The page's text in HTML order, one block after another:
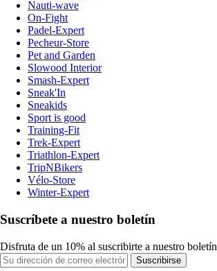
Nauti-wave
On-Fight
Padel-Expert
Pecheur-Store
Pet and Garden
Slowood Interior
Smash-Expert
Sneak'In
Sneakids
Sport is good
Training-Fit
Trek-Expert
Triathlon-Expert
TripNBikers
Vélo-Store
Winter-Expert
Suscríbete a nuestro boletín
Disfruta de un 10% al suscribirte a nuestro boletín
Suscribirse